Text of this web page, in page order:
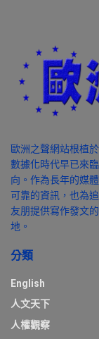
歐洲之聲網站根植
數據化時代早已來
向。作為長年的媒
可靠的資訊，也為
友朋提供寫作發文
地。
分類
English
人文天下
人權觀察